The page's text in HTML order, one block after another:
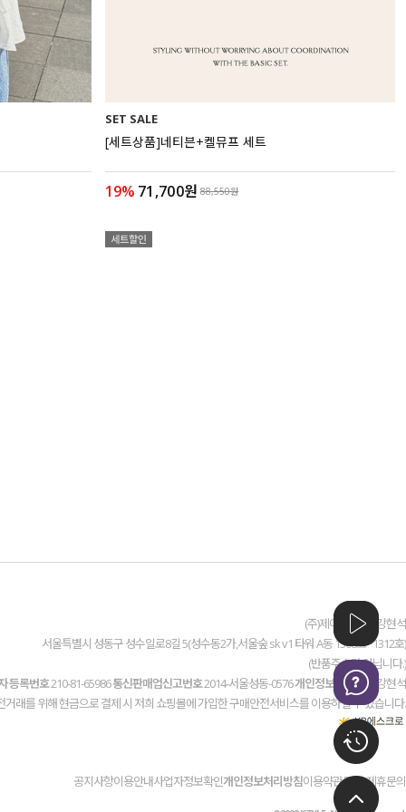
SET SALE
[세트상품]네티븐+켈뮤프 세트
19% 71,700원 88,550원
(주)제이스타일 / 강현석
서울특별시 성동구 성수일로8길 5(성수동2가,서울숲 sk v1 타워 A동 1308호~1312호)
(반품주소가 아닙니다.)
등록번호210-81-65986통신판매업신고번호2014-서울성동-0576개인정보관리책임
강현석
거래를 위해 현금으로 결제 시 저희 쇼핑몰에 가입한 구매안전서비스를 이용하실 수 있습니다.
공지사항이용안내사업자정보확인개인정보처리방침이용약관도매/제휴문의